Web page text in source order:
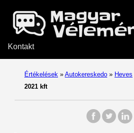
Kontakt
Értékelések » Autokereskedo » Heves
2021 kft